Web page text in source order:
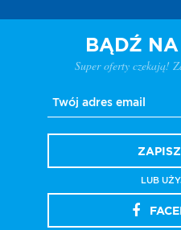
BĄDŹ
Super oferty czekają!
LUB